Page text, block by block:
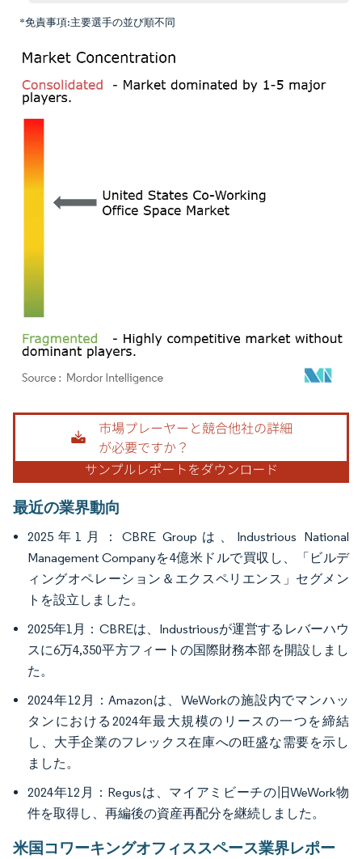
*免責事項:主要選手の並び順不同
画像 © Mordor Intelligence。再利用にはCC BY 4.0の表示が必要です。
最近の業界動向
2025年1月：CBRE Groupは、Industrious National
Management Companyを4億米ドルで買収し、「ビルデ
ィングオペレーション＆エクスペリエンス」セグメン
トを設立しました。
2025年1月：CBREは、Industriousが運営するレバーハウ
スに6万4,350平方フィートの国際財務本部を開設しまし
た。
2024年12月：Amazonは、WeWorkの施設内でマンハッ
タンにおける2024年最大規模のリースの一つを締結
し、大手企業のフレックス在庫への旺盛な需要を示し
ました。
2024年12月：Regusは、マイアミビーチの旧WeWork物
件を取得し、再編後の資産再配分を継続しました。
米国コワーキングオフィススペース業界レポー